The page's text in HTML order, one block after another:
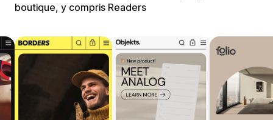
boutique, y compris Readers